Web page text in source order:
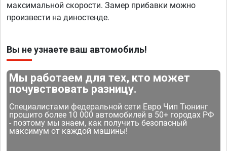
максимальной скорости. Замер прибавки можно
произвести на диностенде.
Вы не узнаете ваш автомобиль!
Мы работаем для тех, кто может
почувствовать разницу.
Специалистами федеральной сети Евро Чип Тюнинг
прошито более 10 000 автомобилей в 50+ городах РФ
- поэтому мы знаем, как получить безопасный
максимум от каждой машины!